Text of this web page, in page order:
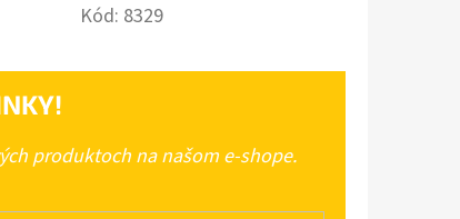
Kód: 8329
produktoch na našom e-shope.